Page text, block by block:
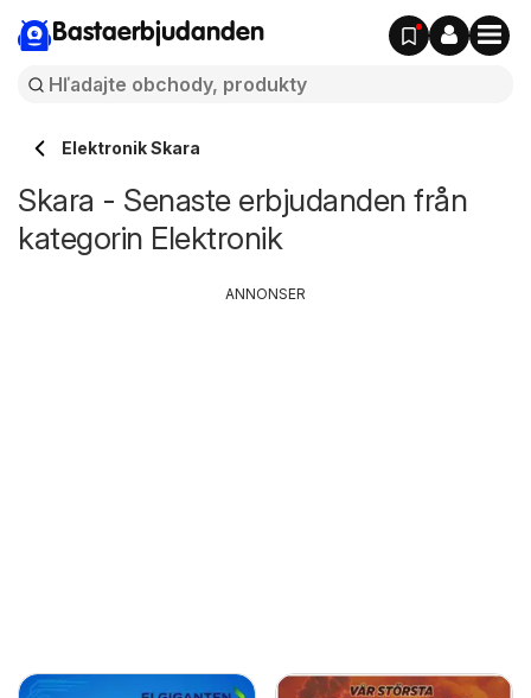
Bastaerbjudanden
Elektronik Skara
Skara - Senaste erbjudanden från
kategorin Elektronik
ANNONSER